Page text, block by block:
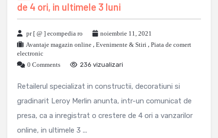
de 4 ori, in ultimele 3 luni
pr [ @ ] ecompedia ro
noiembrie 11, 2021
Avantaje magazin online , Evenimente & Stiri , Piata de comert
electronic
0 Comments
236 vizualizari
Retailerul specializat in constructii, decoratiuni si
gradinarit Leroy Merlin anunta, intr-un comunicat de
presa, ca a inregistrat o crestere de 4 ori a vanzarilor
online, in ultimele 3 ...